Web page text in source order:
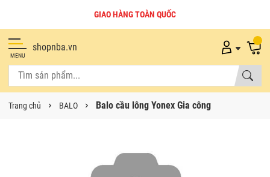
GIAO HÀNG TOÀN QUỐC
MENU
shopnba.vn
Trang chủ BALO Balo cầu lông Yonex Gia công